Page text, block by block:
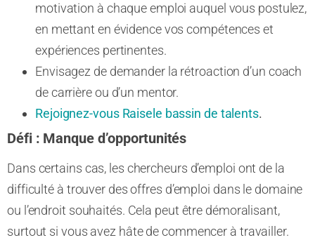
motivation à chaque emploi auquel vous postulez,
en mettant en évidence vos compétences et
expériences pertinentes.
Envisagez de demander la rétroaction d’un coach
de carrière ou d’un mentor.
Rejoignez-vous Raisele bassin de talents.
Défi : Manque d’opportunités
Dans certains cas, les chercheurs d’emploi ont de la
difficulté à trouver des offres d’emploi dans le domaine
ou l’endroit souhaités. Cela peut être démoralisant,
surtout si vous avez hâte de commencer à travailler.